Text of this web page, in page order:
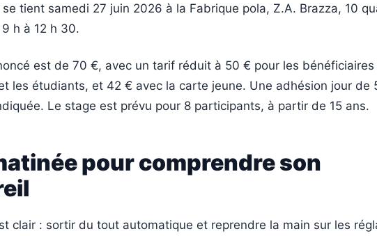
tient samedi 27 juin 2026 à la Fabrique pola, Z.A. Brazza, 10
h à 12 h 30.
est de 70 €, avec un tarif réduit à 50 € pour les bénéficiaires
les étudiants, et 42 € avec la carte jeune. Une adhésion jour de
Le stage est prévu pour 8 participants, à partir de 15 ans.
pour comprendre son
clair : sortir du tout automatique et reprendre la main sur les